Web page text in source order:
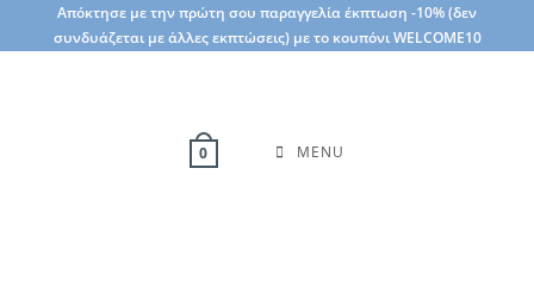
Απόκτησε με την πρώτη σου παραγγελία έκπτωση -10% (δεν
συνδυάζεται με άλλες εκπτώσεις) με το κουπόνι WELCOME10
0 MENU